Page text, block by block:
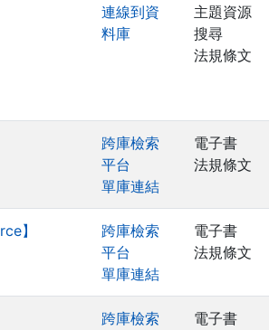
連線到資
料庫
主題資源
搜尋
法規條文
跨庫檢索
平台
單庫連結
電子書
法規條文
】
跨庫檢索
平台
單庫連結
電子書
法規條文
跨庫檢索
電子書